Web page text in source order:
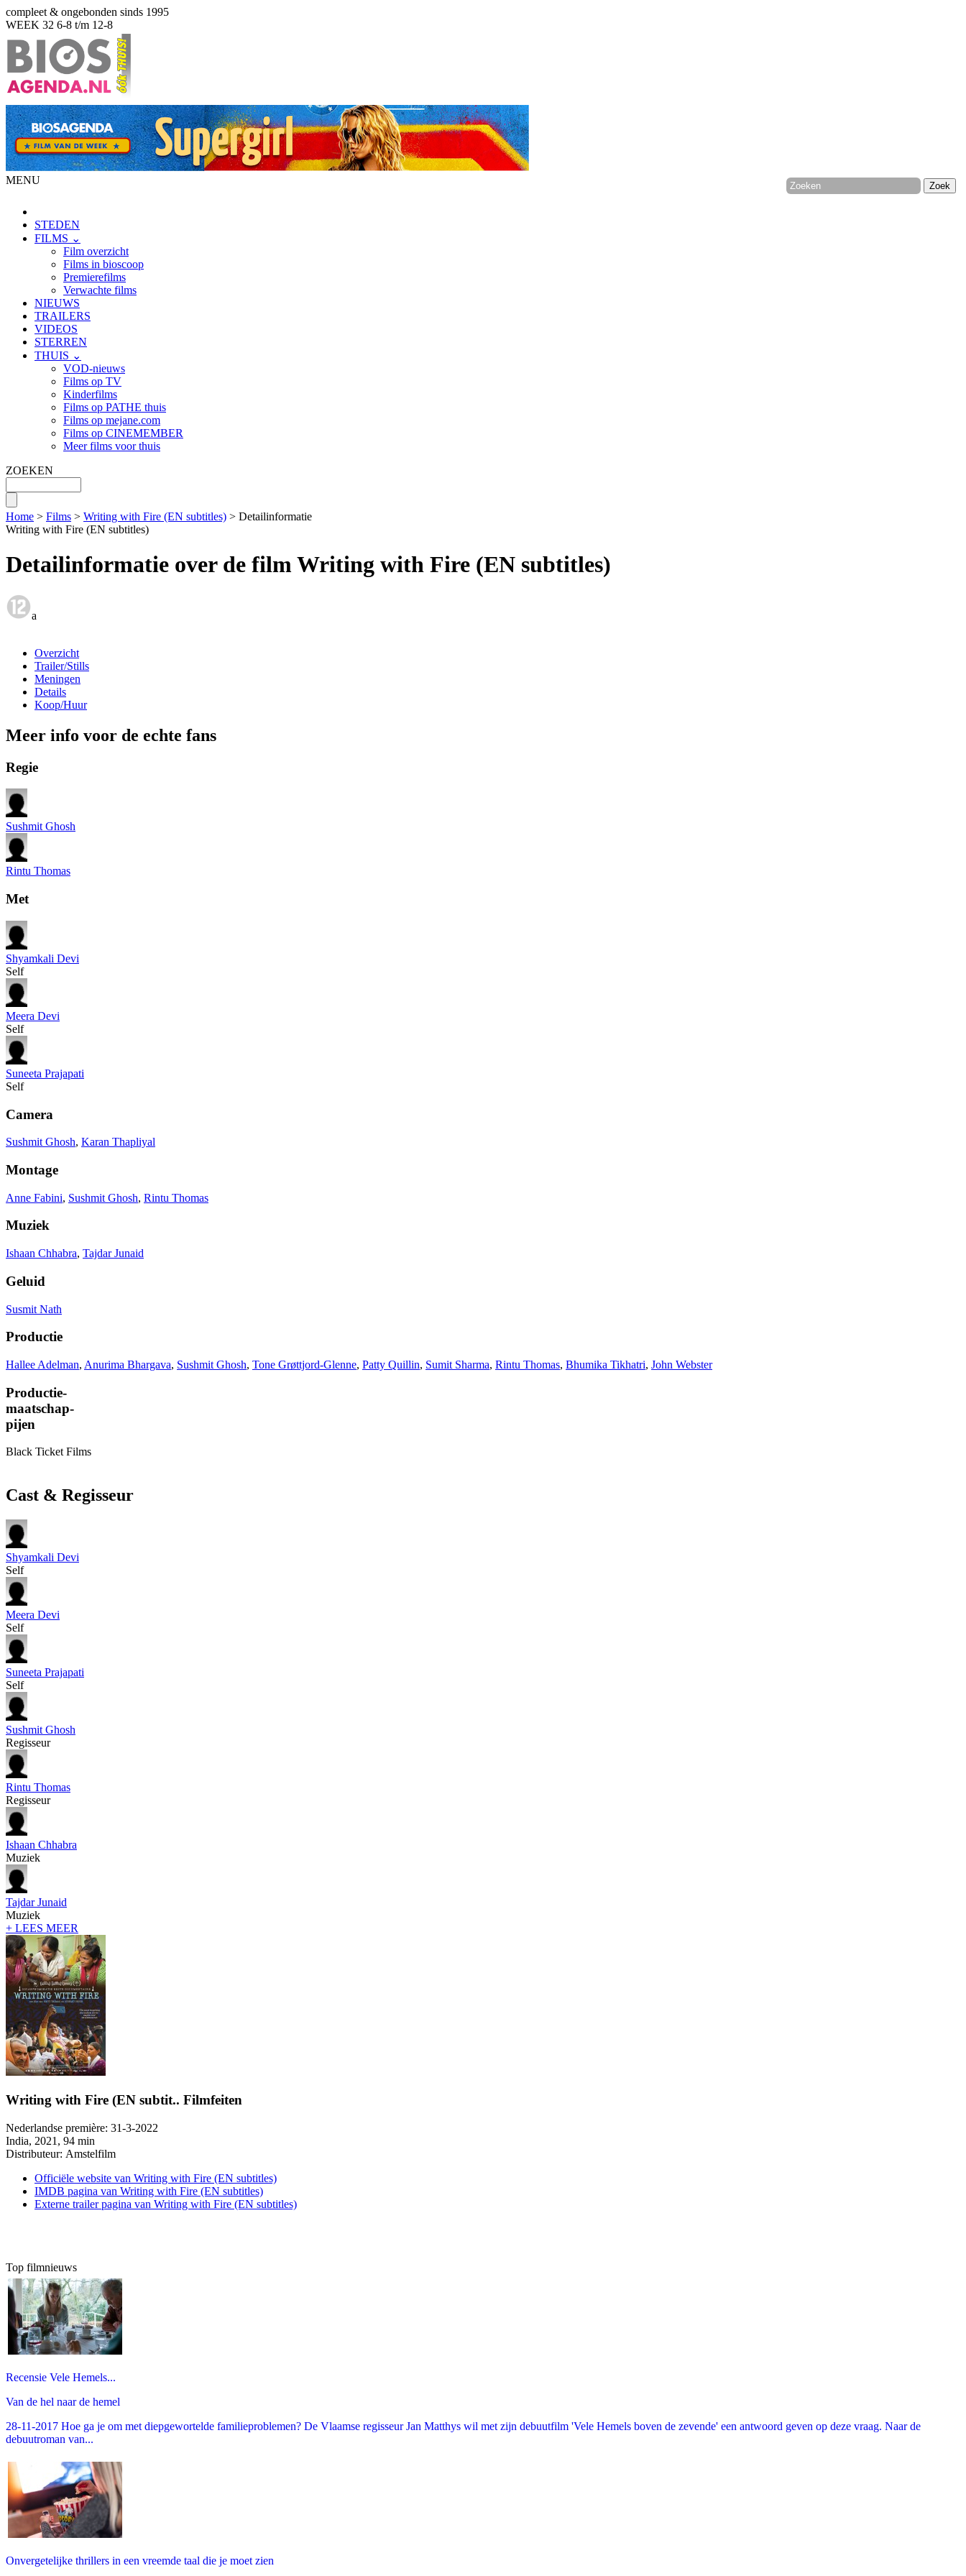
compleet & ongebonden sinds 1995
WEEK 32 6-8 t/m 12-8
MENU
STEDEN
FILMS ⌄
Film overzicht
Films in bioscoop
Premierefilms
Verwachte films
NIEUWS
TRAILERS
VIDEOS
STERREN
THUIS ⌄
VOD-nieuws
Films op TV
Kinderfilms
Films op PATHE thuis
Films op mejane.com
Films op CINEMEMBER
Meer films voor thuis
ZOEKEN
Home > Films > Writing with Fire (EN subtitles) > Detailinformatie
Writing with Fire (EN subtitles)
Detailinformatie over de film Writing with Fire (EN subtitles)
a
Overzicht
Trailer/Stills
Meningen
Details
Koop/Huur
Meer info voor de echte fans
Regie
Sushmit Ghosh
Rintu Thomas
Met
Shyamkali Devi
Self
Meera Devi
Self
Suneeta Prajapati
Self
Camera
Sushmit Ghosh, Karan Thapliyal
Montage
Anne Fabini, Sushmit Ghosh, Rintu Thomas
Muziek
Ishaan Chhabra, Tajdar Junaid
Geluid
Susmit Nath
Productie
Hallee Adelman, Anurima Bhargava, Sushmit Ghosh, Tone Grøttjord-Glenne, Patty Quillin, Sumit Sharma, Rintu Thomas, Bhumika Tikhatri, John Webster
Productie-
maatschap-
pijen
Black Ticket Films
Cast & Regisseur
Shyamkali Devi
Self
Meera Devi
Self
Suneeta Prajapati
Self
Sushmit Ghosh
Regisseur
Rintu Thomas
Regisseur
Ishaan Chhabra
Muziek
Tajdar Junaid
Muziek
+ LEES MEER
Writing with Fire (EN subtit.. Filmfeiten
Nederlandse première: 31-3-2022
India, 2021, 94 min
Distributeur: Amstelfilm
Officiële website van Writing with Fire (EN subtitles)
IMDB pagina van Writing with Fire (EN subtitles)
Externe trailer pagina van Writing with Fire (EN subtitles)
Top filmnieuws
Recensie Vele Hemels...
Van de hel naar de hemel
28-11-2017 Hoe ga je om met diepgewortelde familieproblemen? De Vlaamse regisseur Jan Matthys wil met zijn debuutfilm 'Vele Hemels boven de zevende' een antwoord geven op deze vraag. Naar de
debuutroman van...
Onvergetelijke thrillers in een vreemde taal die je moet zien